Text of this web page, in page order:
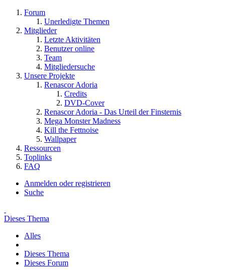
Forum
Unerledigte Themen
Mitglieder
Letzte Aktivitäten
Benutzer online
Team
Mitgliedersuche
Unsere Projekte
Renascor Adoria
Credits
DVD-Cover
Renascor Adoria - Das Urteil der Finsternis
Mega Monster Madness
Kill the Fettnoise
Wallpaper
Ressourcen
Toplinks
FAQ
Anmelden oder registrieren
Suche
Dieses Thema
Alles
Dieses Thema
Dieses Forum